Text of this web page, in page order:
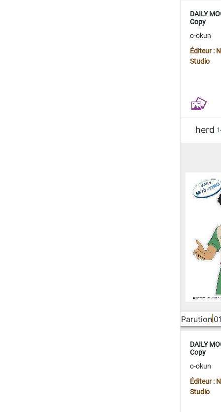
DAILY
Copy
o-okun
Éditeur :
Studio
herd
Parution
DAILY
Copy
o-okun
Éditeur :
Studio